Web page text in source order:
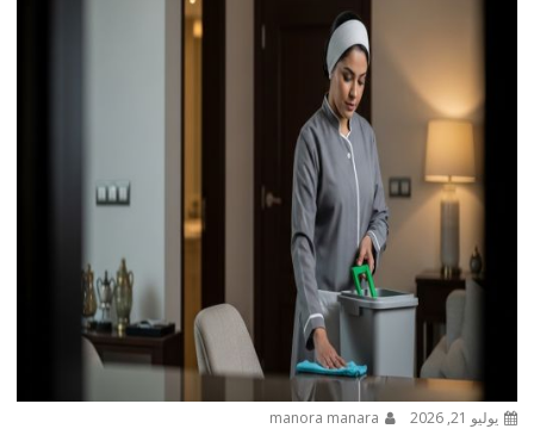
يوليو 21, 2026